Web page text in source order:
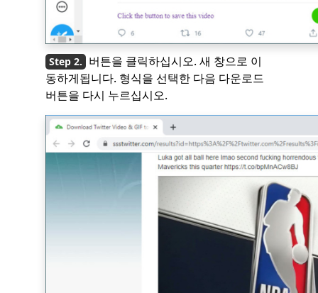
버튼을 클릭하십시오. 새 창으로 이
동하게됩니다. 형식을 선택한 다음 다운로드
버튼을 다시 누르십시오.